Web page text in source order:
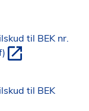
til BEK nr.
til BEK